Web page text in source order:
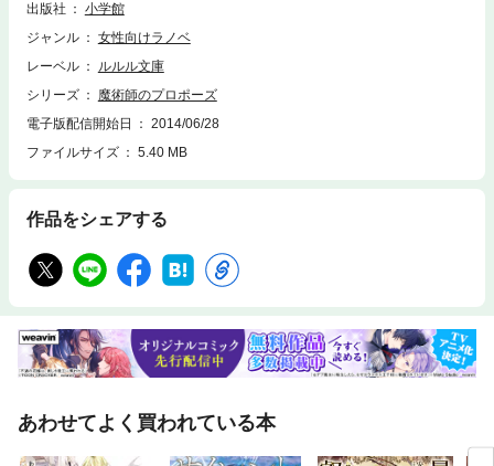
ネの清く正しく美しい王女ライフははたしてどうなる！？ロマンチック・
ラブコメディ決定版！！※この作品は底本と同じクオリティのイラストが
出版社
小学館
ジャンル
女性向けラノベ
レーベル
ルルル文庫
シリーズ
魔術師のプロポーズ
電子版配信開始日
2014/06/28
ファイルサイズ
5.40 MB
作品をシェアする
あわせてよく買われている本